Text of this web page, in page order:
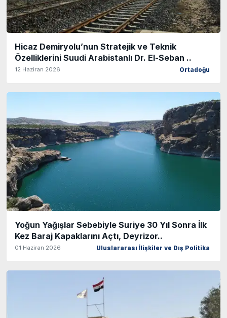
Hicaz Demiryolu’nun Stratejik ve Teknik
Özelliklerini Suudi Arabistanlı Dr. El-Seban ..
12 Haziran 2026 Ortadoğu
Yoğun Yağışlar Sebebiyle Suriye 30 Yıl Sonra İlk
Kez Baraj Kapaklarını Açtı, Deyrizor..
01 Haziran 2026 Uluslararası İlişkiler ve Dış Politika